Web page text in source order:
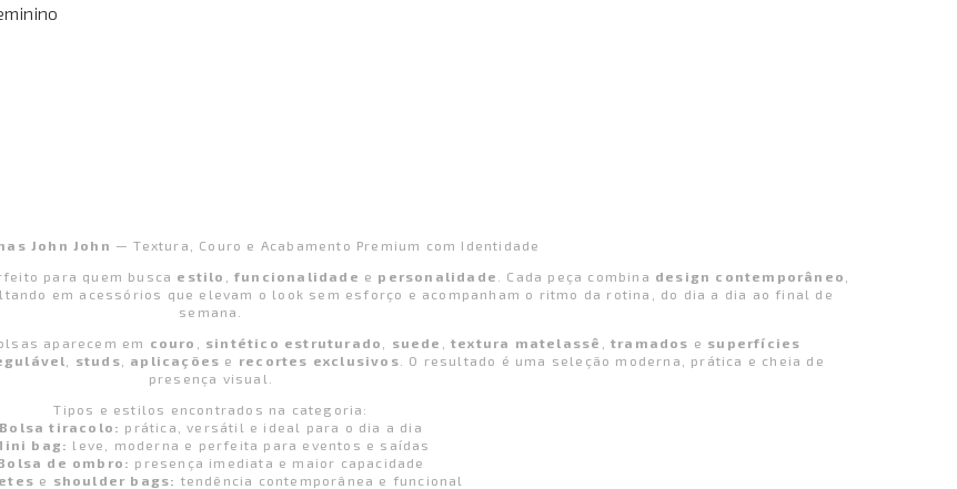
John John — Textura, Couro e Acabamento Premium com Identidade
para quem busca estilo funcionalidade e personalidade . Cada peça combina design contemporâneo
em acessórios que elevam o look sem esforço e acompanham o ritmo da rotina, do dia a dia ao final de
semana.
aparecem em couro sintético estruturado suede ,textura matelassê tramados e superfícies
studs aplicações e recortes exclusivos . O resultado é uma seleção moderna, prática e cheia de
presença visual.
Tipos e estilos encontrados na categoria:
Bolsa tiracolo: prática, versátil e ideal para o dia a dia
bag: leve, moderna e perfeita para eventos e saídas
de ombro: presença imediata e maior capacidade
e shoulder bags: tendência contemporânea e funcional